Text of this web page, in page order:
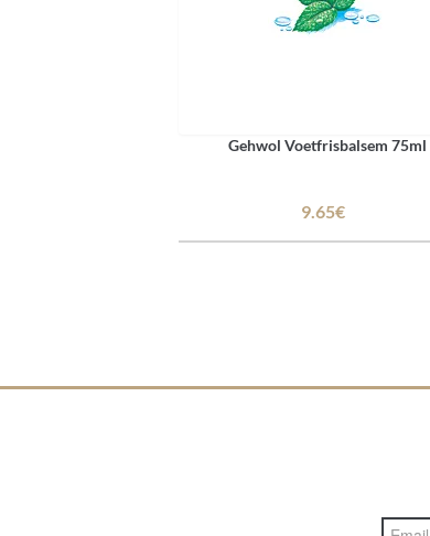
Gehwol Voetfrisbalsem 75ml
9.65€